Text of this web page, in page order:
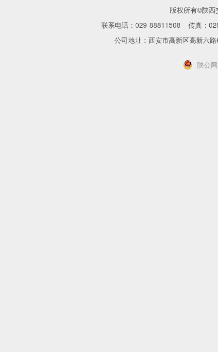
版权所有©陕
联系电话：029-88811508 传真：
公司地址：西安市高新区高新六
陕公